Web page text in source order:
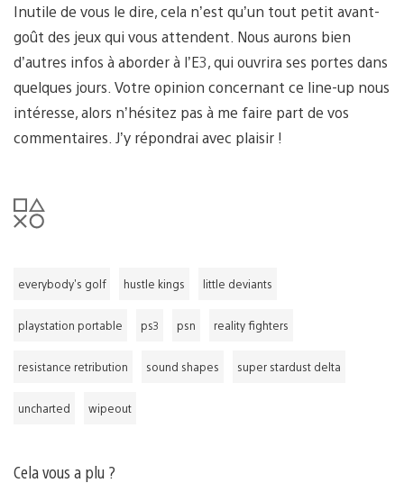
Inutile de vous le dire, cela n’est qu’un tout petit avant-
goût des jeux qui vous attendent. Nous aurons bien
d’autres infos à aborder à l’E3, qui ouvrira ses portes dans
quelques jours. Votre opinion concernant ce line-up nous
intéresse, alors n’hésitez pas à me faire part de vos
commentaires. J’y répondrai avec plaisir !
everybody's golf hustle kings little deviants
playstation portable ps3 psn reality fighters
resistance retribution sound shapes super stardust delta
uncharted wipeout
Cela vous a plu ?